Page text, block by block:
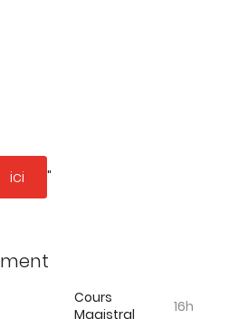
ici "
Cours
Magistral
16h